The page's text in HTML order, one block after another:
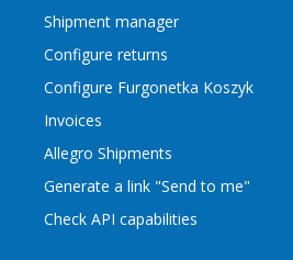
Shipment manager
Configure returns
Configure Furgonetka Koszyk
Invoices
Allegro Shipments
Generate a link "Send to me"
Check API capabilities